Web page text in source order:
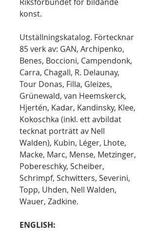
konst.
Utställningskatalog. Förtecknar
85 verk av: GAN, Archipenko,
Benes, Boccioni, Campendonk,
Carra, Chagall, R. Delaunay,
Tour Donas, Filla, Gleizes,
Grünewald, van Heemskerck,
Hjertén, Kadar, Kandinsky, Klee,
Kokoschka (inkl. ett avbildat
tecknat porträtt av Nell
Walden), Kubin, Léger, Lhote,
Macke, Marc, Mense, Metzinger,
Pobereschky, Scheiber,
Schrimpf, Schwitters, Severini,
Topp, Uhden, Nell Walden,
Wauer, Zadkine.
ENGLISH: